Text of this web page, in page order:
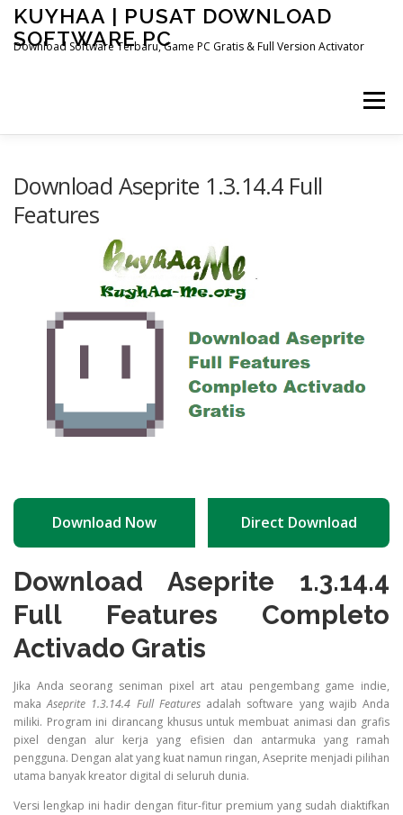
Skip
content
KUYHAA | PUSAT DOWNLOAD
SOFTWARE PC
Download Software Terbaru, Game PC Gratis & Full Version Activator
Menu
OTHER PAGES
Download Aseprite 1.3.14.4 Full
Features
Download Now Direct Download
Download Aseprite 1.3.14.4
Full Features Completo
Activado Gratis
Jika Anda seorang seniman pixel art atau pengembang game indie,
makaAseprite 1.3.14.4 Full Featuresadalah software yang wajib Anda
miliki. Program ini dirancang khusus untuk membuat animasi dan grafis
pixel dengan alur kerja yang efisien dan antarmuka yang ramah
pengguna. Dengan alat yang kuat namun ringan, Aseprite menjadi pilihan
utama banyak kreator digital di seluruh dunia.
Versi lengkap ini hadir dengan fitur-fitur premium yang sudah diaktifkan